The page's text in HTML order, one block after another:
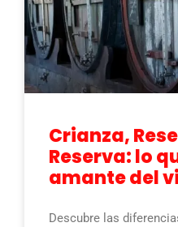
Crianza,
Reserva: lo
amante del
Descubre las